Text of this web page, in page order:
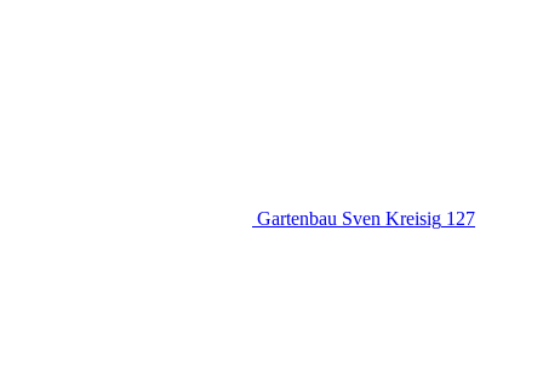
Gartenbau Sven Kreisig 127